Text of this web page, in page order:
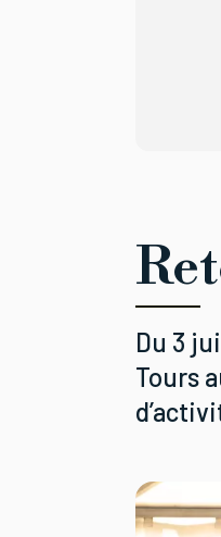
Du 3
Tours